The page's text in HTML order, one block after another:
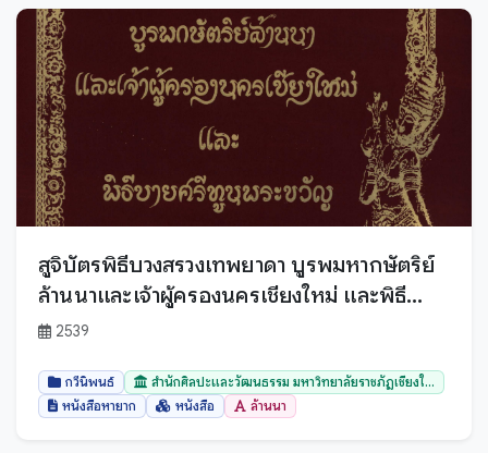
ธรรมทั่วไป
นิทานพื้นบ้าน
บทสวด, คำไหวต่างๆ
ปกิณกะ
ประวัติศาสตร์
พระไตรปิฎก - พระวินัยปิฎก
พระไตรปิฎก - พระสุดตันตปีฎก
พระไตรปิฎก - พระอภิธรรมปีฎก
พระไตรปิฎกแบบย่อ
ภาษาศาสตร์
พับสา
สมุดฝรั่ง
หนังสือ
ใบลาน
บาลี
ล้านนา
สันสกฤต
สูจิบัตรพิธีบวงสรวงเทพยาดา บูรพมหากษัตริย์
ล้านนาและเจ้าผู้ครองนครเชียงใหม่ และพิธี
บายศรีทูลพระขวัญ
2539
กวีนิพนธ์
สำนักศิลปะและวัฒนธรรม มหาวิทยาลัยราชภัฏเชียงใ...
หนังสือหายาก
หนังสือ ล้านนา